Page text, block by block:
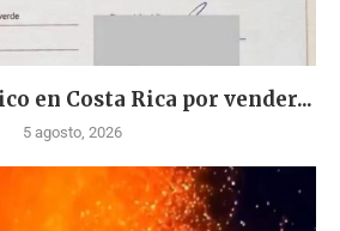
en Costa Rica por vender...
5 agosto, 2026